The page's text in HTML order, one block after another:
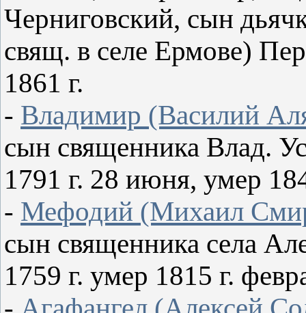
Черниговский, сын
свящ. в селе Ермове)
1861 г.
- Владимир (Василий
сын священника Влад.
1791 г. 28 июня, умер
- Мефодий (Михаил
сын священника села
1759 г. умер 1815 г.